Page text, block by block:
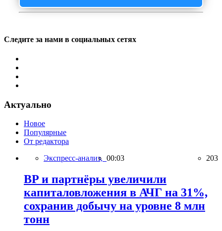
Следите за нами в социальных сетях
Актуально
Новое
Популярные
От редактора
Экспресс-анализ, 00:03 203
BP и партнёры увеличили
капиталовложения в АЧГ на 31%,
сохранив добычу на уровне 8 млн
тонн